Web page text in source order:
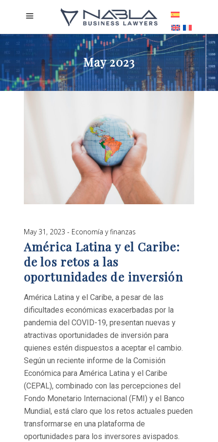
May 2023
May 31, 2023 Economía y finanzas
América Latina y el Caribe:
de los retos a las
oportunidades de inversión
América Latina y el Caribe, a pesar de las
dificultades económicas exacerbadas por la
pandemia del COVID-19, presentan nuevas y
atractivas oportunidades de inversión para
quienes estén dispuestos a aceptar el cambio.
Según un reciente informe de la Comisión
Económica para América Latina y el Caribe
(CEPAL), combinado con las percepciones del
Fondo Monetario Internacional (FMI) y el Banco
Mundial, está claro que los retos actuales pueden
transformarse en una plataforma de
oportunidades para los inversores avispados.